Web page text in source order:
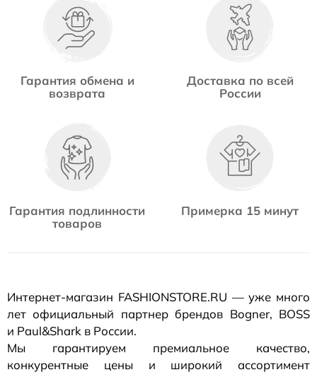
Гарантия обмена и
возврата
Доставка по всей
России
Гарантия подлинности
товаров
Примерка 15 минут
Интернет-магазин FASHIONSTORE.RU — уже много
лет официальный партнер брендов Bogner, BOSS
и Paul&Shark в России.
Мы гарантируем премиальное качество,
конкурентные цены и широкий ассортимент